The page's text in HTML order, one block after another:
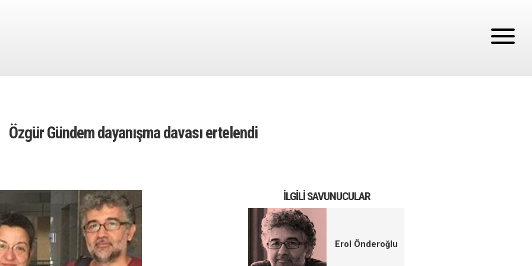
Özgür Gündem dayanışma davası ertelendi
İLGILI SAVUNUCULAR
Erol Önderoğlu